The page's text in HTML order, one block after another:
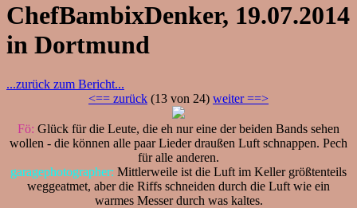
ChefBambixDenker, 19.07.2014
in Dortmund
...zurück zum Bericht...
<== zurück (13 von 24) weiter ==>
Fö: Glück für die Leute, die eh nur eine der beiden Bands sehen
wollen - die können alle paar Lieder draußen Luft schnappen. Pech
für alle anderen.
garagephotographer: Mittlerweile ist die Luft im Keller größtenteils
weggeatmet, aber die Riffs schneiden durch die Luft wie ein
warmes Messer durch was kaltes.